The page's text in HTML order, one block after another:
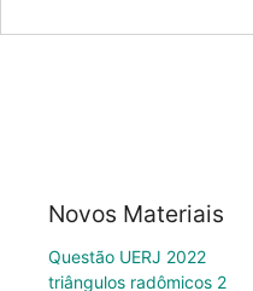
Novos Materiais
Questão UERJ 2022
triângulos radômicos 2